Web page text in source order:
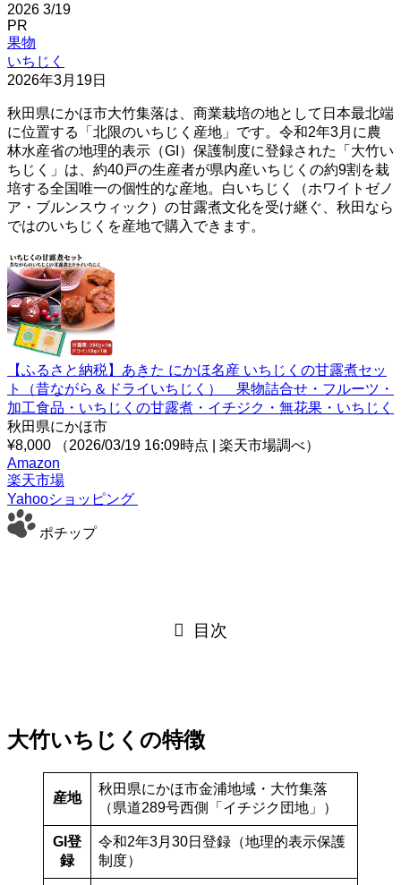
2026 3/19
PR
果物
いちじく
2026年3月19日
秋田県にかほ市大竹集落は、商業栽培の地として日本最北端
に位置する「北限のいちじく産地」です。令和2年3月に農
林水産省の地理的表示（GI）保護制度に登録された「大竹い
ちじく」は、約40戸の生産者が県内産いちじくの約9割を栽
培する全国唯一の個性的な産地。白いちじく（ホワイトゼノ
ア・ブルンスウィック）の甘露煮文化を受け継ぐ、秋田なら
ではのいちじくを産地で購入できます。
【ふるさと納税】あきた にかほ名産 いちじくの甘露煮セッ
ト（昔ながら＆ドライいちじく） 果物詰合せ・フルーツ・
加工食品・いちじくの甘露煮・イチジク・無花果・いちじく
秋田県にかほ市
¥8,000
（2026/03/19 16:09時点 | 楽天市場調べ）
Amazon
楽天市場
Yahooショッピング
ポチップ
目次
大竹いちじくの特徴
産地
秋田県にかほ市金浦地域・大竹集落
（県道289号西側「イチジク団地」）
GI登
録
令和2年3月30日登録（地理的表示保護
制度）